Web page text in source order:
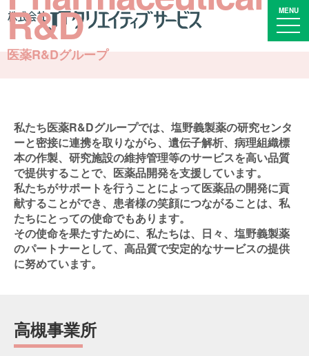
MENU
R&D
医薬R&Dグループ
私たち医薬R&Dグループでは、塩野義製薬の研究センタ
ーと密接に連携を取りながら、遺伝子解析、病理組織標
本の作製、研究施設の維持管理等のサービスを高い品質
で提供することで、医薬品開発を支援しています。
私たちがサポートを行うことによって医薬品の開発に貢
献することができ、患者様の笑顔につながることは、私
たちにとっての使命でもあります。
その使命を果たすために、私たちは、日々、塩野義製薬
のパートナーとして、高品質で安定的なサービスの提供
に努めています。
高槻事業所